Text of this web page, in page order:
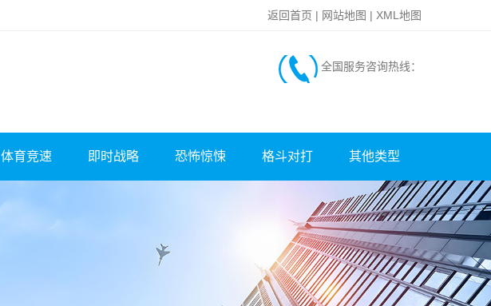
返回首页 | 网站地图 | XML地图
全国服务咨询热线：
体育竞速 即时战略 恐怖惊悚 格斗对打 其他类型